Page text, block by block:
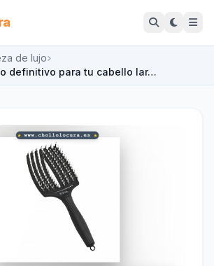
de lujo
definitivo para tu cabello lar…